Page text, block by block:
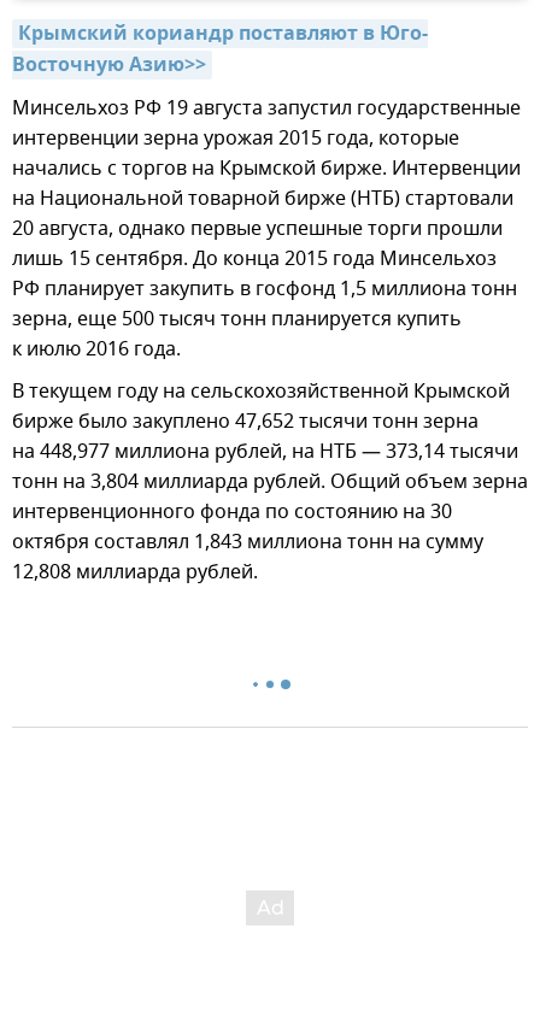
Крымский кориандр поставляют в Юго-
Восточную Азию>>
Минсельхоз РФ 19 августа запустил государственные
интервенции зерна урожая 2015 года, которые
начались с торгов на Крымской бирже. Интервенции
на Национальной товарной бирже (НТБ) стартовали
20 августа, однако первые успешные торги прошли
лишь 15 сентября. До конца 2015 года Минсельхоз
РФ планирует закупить в госфонд 1,5 миллиона тонн
зерна, еще 500 тысяч тонн планируется купить
к июлю 2016 года.
В текущем году на сельскохозяйственной Крымской
бирже было закуплено 47,652 тысячи тонн зерна
на 448,977 миллиона рублей, на НТБ — 373,14 тысячи
тонн на 3,804 миллиарда рублей. Общий объем зерна
интервенционного фонда по состоянию на 30
октября составлял 1,843 миллиона тонн на сумму
12,808 миллиарда рублей.